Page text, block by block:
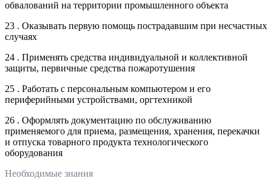
обвалований на территории промышленного объекта
23 . Оказывать первую помощь пострадавшим при несчастных
случаях
24 . Применять средства индивидуальной и коллективной
защиты, первичные средства пожаротушения
25 . Работать с персональным компьютером и его
периферийными устройствами, оргтехникой
26 . Оформлять документацию по обслуживанию
применяемого для приема, размещения, хранения, перекачки
и отпуска товарного продукта технологического
оборудования
Необходимые знания